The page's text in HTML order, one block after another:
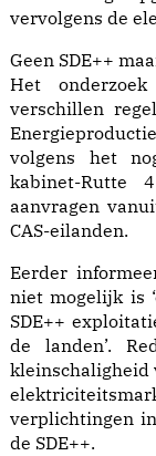
vervolgens de
Geen SDE++
Het
verschillen
volgens het
kabinet-Rutte
aanvragen
CAS-eilanden.
Eerder
niet mogelijk is
SDE++
de landen’.
kleinschaligheid
verplichtingen
de SDE++.